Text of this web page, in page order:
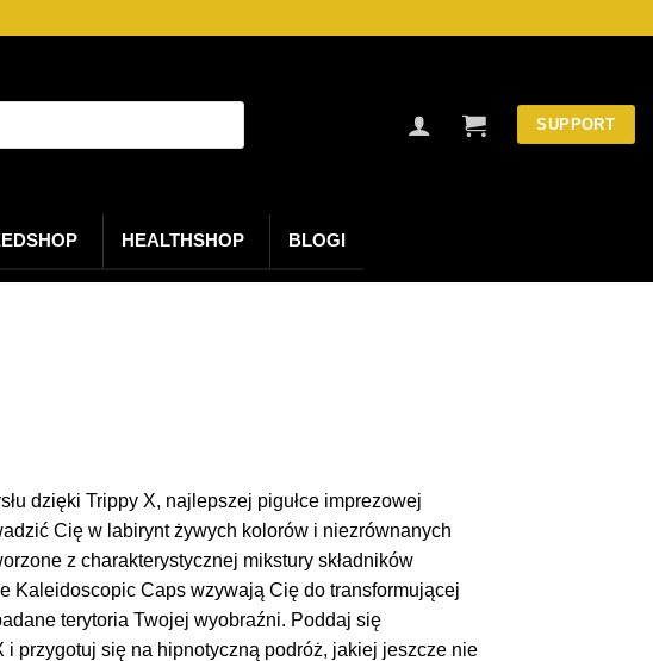
SUPPORT
HEALTHSHOP BLOGI
dzięki Trippy X, najlepszej pigułce imprezowej
Cię w labirynt żywych kolorów i niezrównanych
z charakterystycznej mikstury składników
Kaleidoscopic Caps wzywają Cię do transformującej
terytoria Twojej wyobraźni. Poddaj się
i przygotuj się na hipnotyczną podróż, jakiej jeszcze nie